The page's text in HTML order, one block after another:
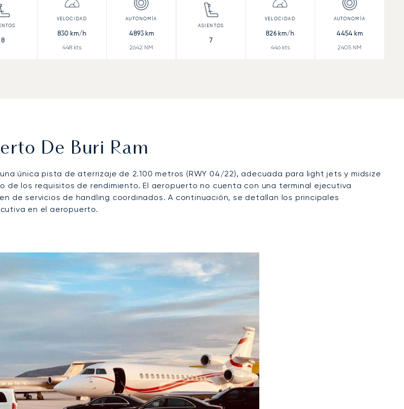
8
830 km/h
448 kts
4893km
2642 NM
7
826 km/h
446kts
4454 km
2405 NM
De Buri Ram
única pista de aterrizaje de 2.100 metros (RWY 04/22), adecuada para light jets y midsize
de los requisitos de rendimiento. El aeropuerto no cuenta con una terminal ejecutiva
de servicios de handling coordinados. A continuación, se detallan los principales
en el aeropuerto.